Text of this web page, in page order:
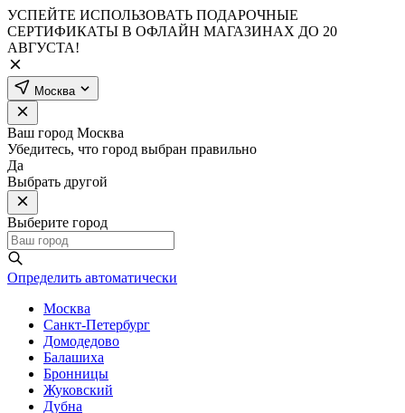
УСПЕЙТЕ ИСПОЛЬЗОВАТЬ ПОДАРОЧНЫЕ
СЕРТИФИКАТЫ В ОФЛАЙН МАГАЗИНАХ ДО 20
АВГУСТА!
Москва
Ваш город Москва
Убедитесь, что город выбран правильно
Да
Выбрать другой
Выберите город
Определить автоматически
Москва
Санкт-Петербург
Домодедово
Балашиха
Бронницы
Жуковский
Дубна